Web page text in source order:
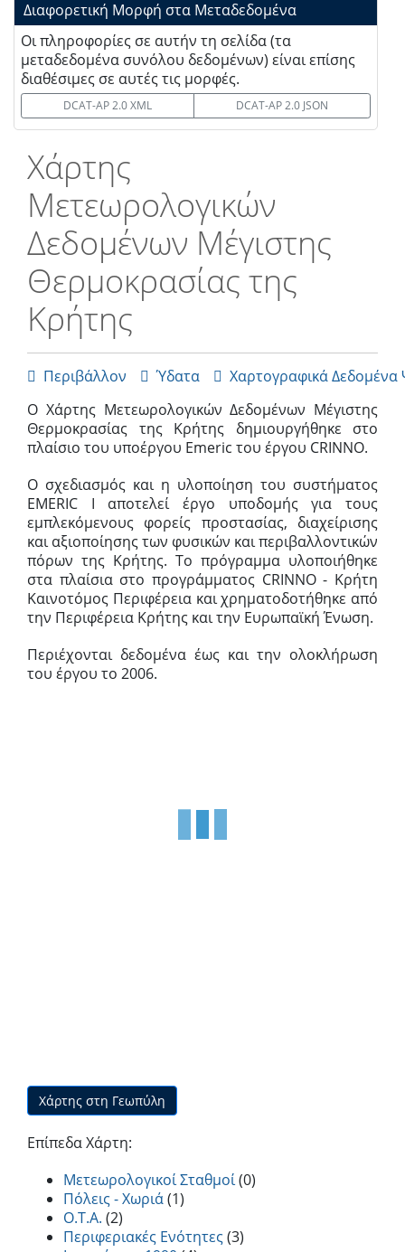
Διαφορετική Μορφή στα Μεταδεδομένα
Οι πληροφορίες σε αυτήν τη σελίδα (τα
μεταδεδομένα συνόλου δεδομένων) είναι επίσης
διαθέσιμες σε αυτές τις μορφές.
DCAT-AP 2.0 XML DCAT-AP 2.0 JSON
Χάρτης
Μετεωρολογικών
Δεδομένων Μέγιστης
Θερμοκρασίας της
Κρήτης
 Περιβάλλον  Ύδατα  Χαρτογραφικά
Ο Χάρτης Μετεωρολογικών Δεδομένων Μέγιστης
Θερμοκρασίας της Κρήτης δημιουργήθηκε στο
πλαίσιο του υποέργου Emeric του έργου CRINNO.
Ο σχεδιασμός και η υλοποίηση του συστήματος
EMERIC I αποτελεί έργο υποδομής για τους
εμπλεκόμενους φορείς προστασίας, διαχείρισης
και αξιοποίησης των φυσικών και περιβαλλοντικών
πόρων της Κρήτης. Το πρόγραμμα υλοποιήθηκε
στα πλαίσια στο προγράμματος CRINNO - Κρήτη
Καινοτόμος Περιφέρεια και χρηματοδοτήθηκε από
την Περιφέρεια Κρήτης και την Ευρωπαϊκή Ένωση.
Περιέχονται δεδομένα έως και την ολοκλήρωση
του έργου το 2006.
Χάρτης στη Γεωπύλη
Επίπεδα Χάρτη:
Μετεωρολογικοί Σταθμοί(0)
Πόλεις - Χωριά(1)
O.T.A. (2)
Περιφεριακές Ενότητες (3)